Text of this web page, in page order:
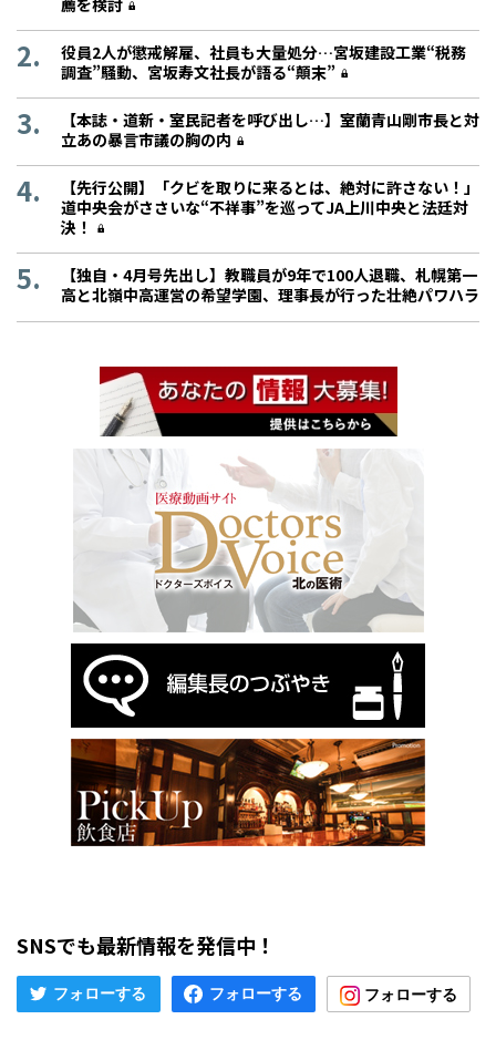
役員2人が懲戒解雇、社員も大量処分…宮坂建設工業“税務
調査”騒動、宮坂寿文社長が語る“顛末”
【本誌・道新・室民記者を呼び出し…】室蘭青山剛市長と対
立あの暴言市議の胸の内
【先行公開】「クビを取りに来るとは、絶対に許さない！」
道中央会がささいな“不祥事”を巡ってJA上川中央と法廷対
決！
【独自・4月号先出し】教職員が9年で100人退職、札幌第一
高と北嶺中高運営の希望学園、理事長が行った壮絶パワハラ
SNSでも最新情報を発信中！